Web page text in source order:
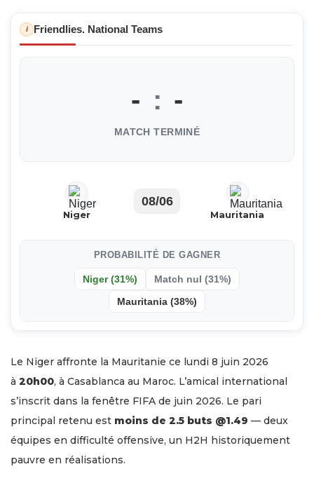
i Friendlies. National Teams
- : -
MATCH TERMINÉ
Niger
08/06
Mauritania
PROBABILITÉ DE GAGNER
Niger (31%) Match nul (31%)
Mauritania (38%)
Le Niger affronte la Mauritanie ce lundi 8 juin 2026
à 20h00, à Casablanca au Maroc. L’amical international
s’inscrit dans la fenêtre FIFA de juin 2026. Le pari
principal retenu est moins de 2.5 buts @1.49 — deux
équipes en difficulté offensive, un H2H historiquement
pauvre en réalisations.